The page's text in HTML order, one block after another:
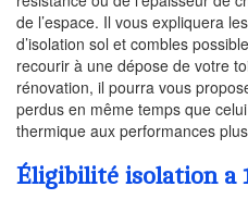
de l’espace. Il vous expliquera
d’isolation sol et combles
recourir à une dépose de votre
rénovation, il pourra vous
perdus en même temps que
thermique aux performances
Éligibilité isolation a